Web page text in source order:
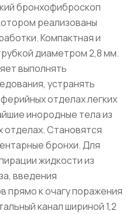
бронхофиброскоп
реализованы
Компактная и
диаметром 2,8 мм.
выполнять
устранять
отделах легких
инородные тела из
отделах. Становятся
бронхи. Для
жидкости из
введения
прямо к очагу поражения
канал шириной 1,2